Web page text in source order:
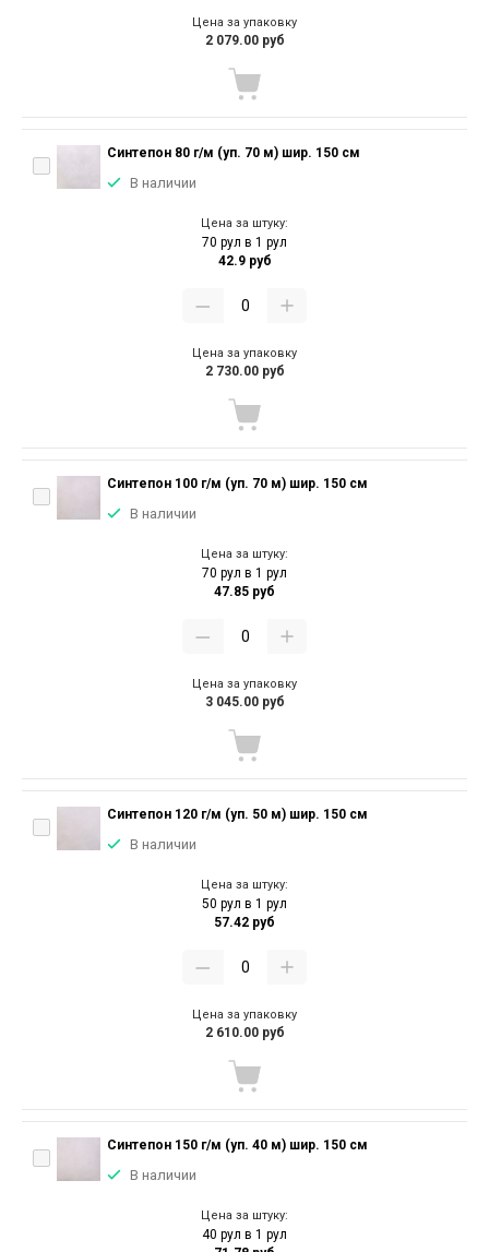
Цена за упаковку
2 079.00 руб
Синтепон 80 г/м (уп. 70 м) шир. 150 см
В наличии
Цена за штуку:
70 рул в 1 рул
42.9 руб
Цена за упаковку
2 730.00 руб
Синтепон 100 г/м (уп. 70 м) шир. 150 см
В наличии
Цена за штуку:
70 рул в 1 рул
47.85 руб
Цена за упаковку
3 045.00 руб
Синтепон 120 г/м (уп. 50 м) шир. 150 см
В наличии
Цена за штуку:
50 рул в 1 рул
57.42 руб
Цена за упаковку
2 610.00 руб
Синтепон 150 г/м (уп. 40 м) шир. 150 см
В наличии
Цена за штуку:
40 рул в 1 рул